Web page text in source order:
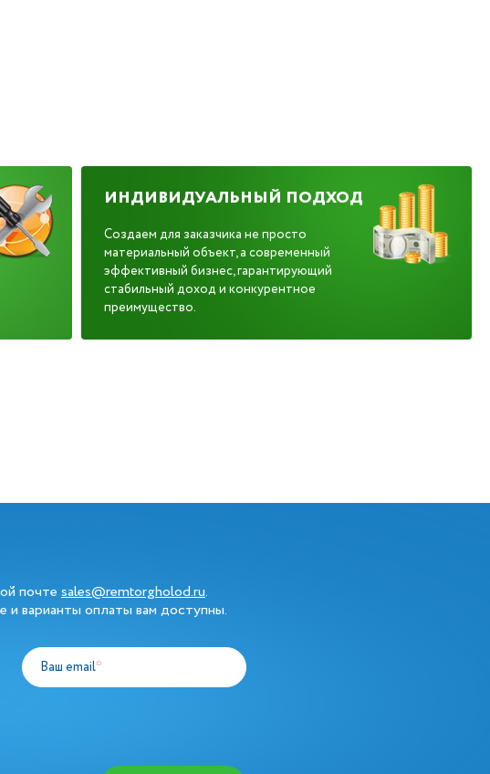
ИНДИВИДУАЛЬНЫЙ ПОДХОД
Создаем для заказчика не просто
материальный объект, а современный
эффективный бизнес, гарантирующий
стабильный доход и конкурентное
преимущество.
почте sales@remtorgholod.ru.
варианты оплаты вам доступны.
Ваш email*